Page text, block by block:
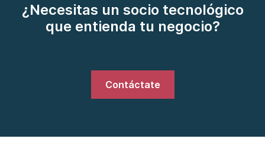
¿Necesitas un socio tecnológico
que entienda tu negocio?
Contáctate